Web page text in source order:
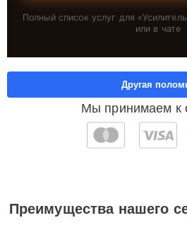
Полный список услуг для «
или в чате
Мы принимаем к
Другая
Преимущества нашего